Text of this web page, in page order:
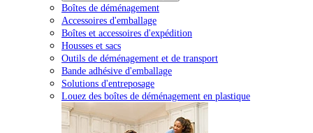
Boîtes de déménagement
Accessoires d'emballage
Boîtes et accessoires d'expédition
Housses et sacs
Outils de déménagement et de transport
Bande adhésive d'emballage
Solutions d'entreposage
Louez des boîtes de déménagement en plastique